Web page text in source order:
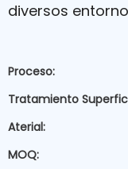
diversos
Proceso:
Tratamiento
Aterial:
MOQ: